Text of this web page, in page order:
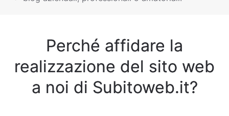
Perché affidare la
realizzazione del sito web
a noi di Subitoweb.it?